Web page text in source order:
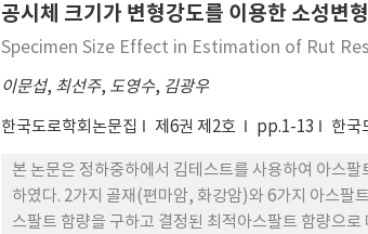
공시체 크기가 변형강도를 이용한 소성변
Specimen Size Effect in Estimation of Rut
이문섭, 최선주, 도영수, 김광우
한국도로학회논문집 제6권 제2호 pp.1-13 한국
본 논문은 정하중하에서 김테스트를 사용하여 아스
하였다. 2가지 골재(편마암, 화강암)와 6가지 아스팔
스팔트 함량을 구하고 결정된 최적아스팔트 함량으